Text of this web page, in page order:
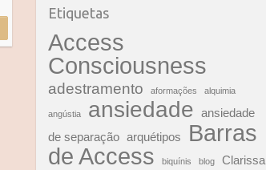
Etiquetas
Access
Consciousness
adestramento aformações alquimia
angústia ansiedade ansiedade
de separação arquétipos
Barras
de Access
biquínis blog
Clarissa